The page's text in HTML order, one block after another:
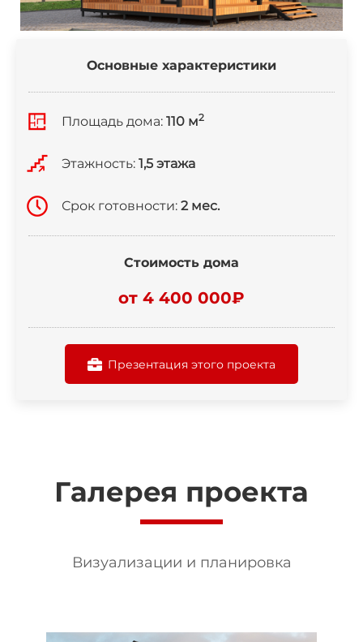
Основные характеристики
Площадь дома: 110 м2
Этажность: 1,5 этажа
Срок готовности: 2 мес.
Стоимость дома
от 4 400 000₽
Презентация этого проекта
Галерея проекта
Визуализации и планировка